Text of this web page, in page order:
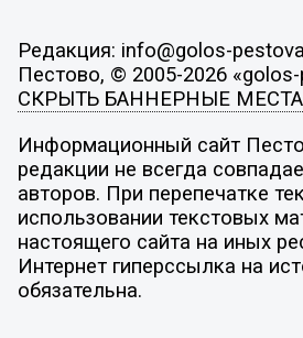
Редакция: info@golos-
Пестово, © 2005-2026
СКРЫТЬ БАННЕРНЫЕ МЕСТА
Информационный сайт
редакции не всегда
авторов. При перепечатке
использовании текстовых
настоящего сайта на иных
Интернет гиперссылка на
обязательна.